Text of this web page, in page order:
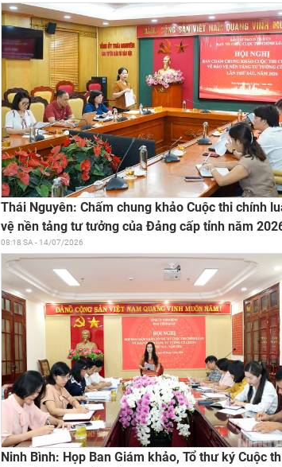
Thái Nguyên: Chấm chung khảo Cuộc thi chính
vệ nền tảng tư tưởng của Đảng cấp tỉnh năm
08:18 SA - 14/07/2026
Ninh Bình: Họp Ban Giám khảo, Tổ thư ký Cuộc